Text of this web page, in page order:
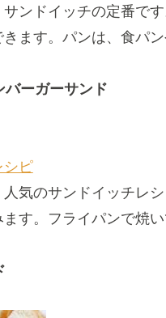
ンドイッチの定番で
ます。パンは、食パ
バーガーサンド
シピ
気のサンドイッチレ
す。フライパンで焼